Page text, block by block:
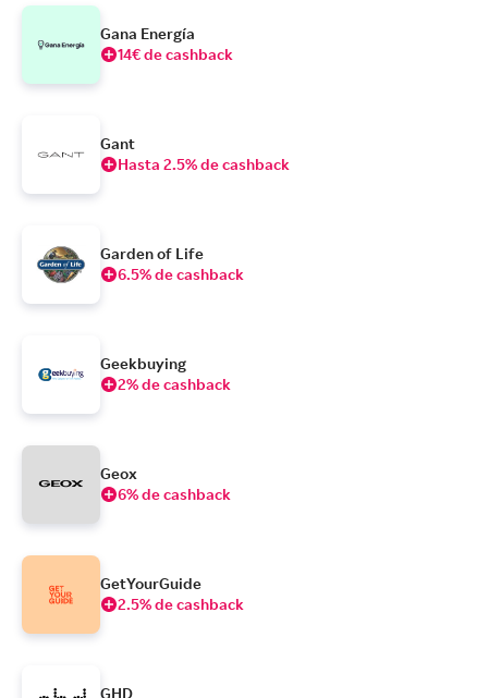
Gana Energía
14€ de cashback
Gant
Hasta 2.5% de cashback
Garden of Life
6.5% de cashback
Geekbuying
2% de cashback
Geox
6% de cashback
GetYourGuide
2.5% de cashback
GHD